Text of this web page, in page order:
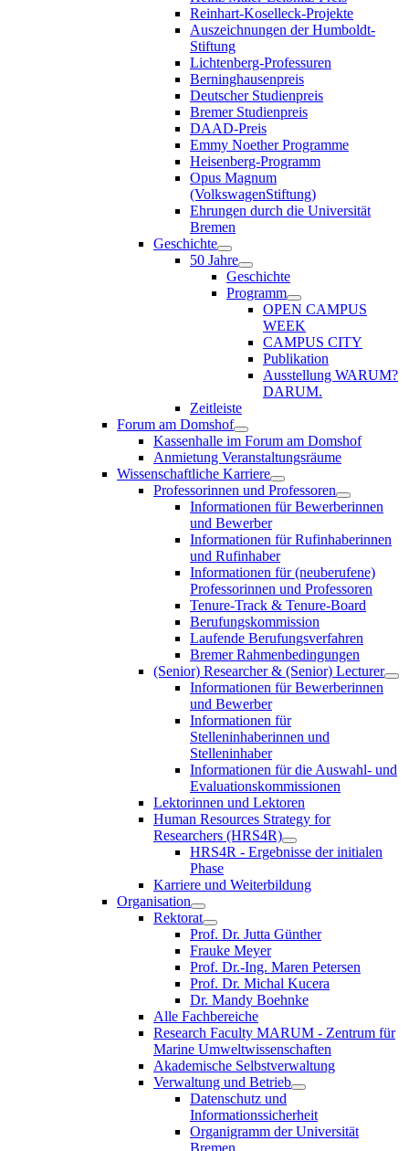
Reinhart-Koselleck-Projekte
Auszeichnungen der Humboldt-
Stiftung
Lichtenberg-Professuren
Berninghausenpreis
Deutscher Studienpreis
Bremer Studienpreis
DAAD-Preis
Emmy Noether Programme
Heisenberg-Programm
Opus Magnum
(VolkswagenStiftung)
Ehrungen durch die Universität
Bremen
Geschichte
50 Jahre
Geschichte
Programm
OPEN CAMPUS
WEEK
CAMPUS CITY
Publikation
Ausstellung WARUM?
DARUM.
Zeitleiste
Forum am Domshof
Kassenhalle im Forum am Domshof
Anmietung Veranstaltungsräume
Wissenschaftliche Karriere
Professorinnen und Professoren
Informationen für Bewerberinnen
und Bewerber
Informationen für Rufinhaberinnen
und Rufinhaber
Informationen für (neuberufene)
Professorinnen und Professoren
Tenure-Track & Tenure-Board
Berufungskommission
Laufende Berufungsverfahren
Bremer Rahmenbedingungen
(Senior) Researcher & (Senior) Lecturer
Informationen für Bewerberinnen
und Bewerber
Informationen für
Stelleninhaberinnen und
Stelleninhaber
Informationen für die Auswahl- und
Evaluationskommissionen
Lektorinnen und Lektoren
Human Resources Strategy for
Researchers (HRS4R)
HRS4R - Ergebnisse der initialen
Phase
Karriere und Weiterbildung
Organisation
Rektorat
Prof. Dr. Jutta Günther
Frauke Meyer
Prof. Dr.-Ing. Maren Petersen
Prof. Dr. Michal Kucera
Dr. Mandy Boehnke
Alle Fachbereiche
Research Faculty MARUM - Zentrum für
Marine Umweltwissenschaften
Akademische Selbstverwaltung
Verwaltung und Betrieb
Datenschutz und
Informationssicherheit
Organigramm der Universität
Bremen